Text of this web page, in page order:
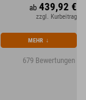
679 Bewertungen
ab 439,92 €
zzgl. Kurbeitrag
MEHR ↓